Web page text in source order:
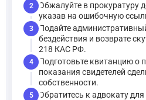
2
Обжалуйте в прокуратуру
указав на ошибочную
3
Подайте
бездействия и возврате
218 КАС РФ.
4
Подготовьте квитанцию о
показания свидетелей
собственности.
5
Обратитесь к адвокату